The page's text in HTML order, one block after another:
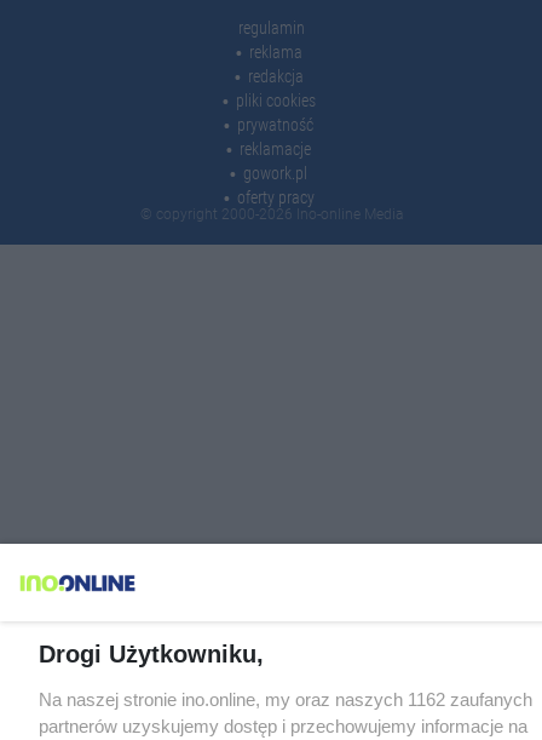
regulamin
reklama
redakcja
pliki cookies
prywatność
reklamacje
gowork.pl
oferty pracy
© copyright 2000-2026 Ino-online Media
Drogi Użytkowniku,
Na naszej stronie ino.online, my oraz naszych 1162 zaufanych
partnerów uzyskujemy dostęp i przechowujemy informacje na